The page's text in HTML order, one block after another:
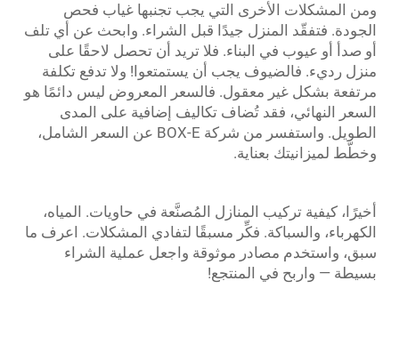
ومن المشكلات الأخرى التي يجب تجنبها غياب فحص
الجودة. فتفقّد المنزل جيدًا قبل الشراء. وابحث عن أي تلف
أو صدأ أو عيوب في البناء. فلا تريد أن تحصل لاحقًا على
منزل رديء. فالضيوف يجب أن يستمتعوا! ولا تدفع تكلفة
مرتفعة بشكل غير معقول. فالسعر المعروض ليس دائمًا هو
السعر النهائي، فقد تُضاف تكاليف إضافية على المدى
الطويل. واستفسر من شركة BOX-E عن السعر الشامل،
وخطّط لميزانيتك بعناية.
أخيرًا، كيفية تركيب المنازل المُصنَّعة في حاويات. المياه،
الكهرباء، والسباكة. فكِّر مسبقًا لتفادي المشكلات. اعرف ما
سبق، واستخدم مصادر موثوقة واجعل عملية الشراء
بسيطة — واربح في المنتجع!